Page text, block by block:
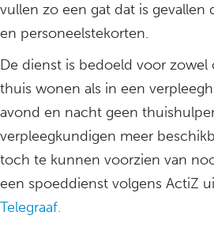
vullen zo een gat dat is gevallen
en personeelstekorten.
De dienst is bedoeld voor
thuis wonen als in een
avond en nacht geen
verpleegkundigen meer
toch te kunnen voorzien van
een spoeddienst volgens ActiZ
Telegraaf.